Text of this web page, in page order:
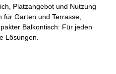
Platzangebot und Nutzung
Garten und Terrasse,
Balkontisch: Für jeden
Lösungen.